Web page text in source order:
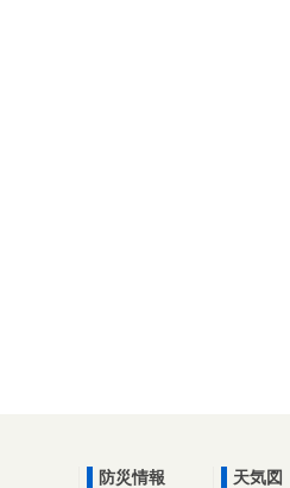
防災情報
天気図